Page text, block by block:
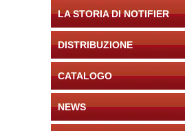
LA STORIA DI NOTIFIER
DISTRIBUZIONE
CATALOGO
NEWS